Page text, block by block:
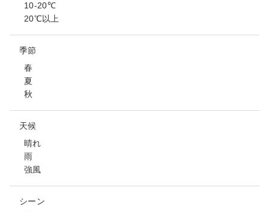
10-20℃
20℃以上
季節
春
夏
秋
天候
晴れ
雨
強風
シーン